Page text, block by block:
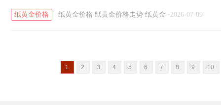
纸黄金价格 纸黄金价格 纸黄金价格走势 纸黄金 · 2026-07-09
1 2 3 4 5 6 7 8 9 10